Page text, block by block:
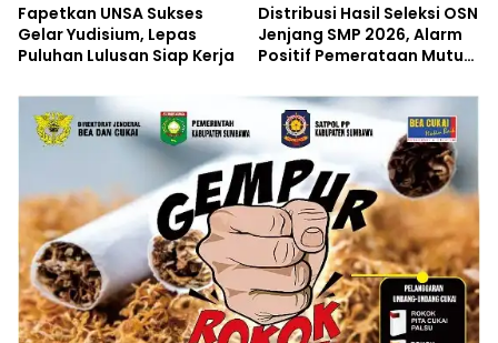
Fapetkan UNSA Sukses
Gelar Yudisium, Lepas
Puluhan Lulusan Siap Kerja
Distribusi Hasil Seleksi OSN
Jenjang SMP 2026, Alarm
Positif Pemerataan Mutu